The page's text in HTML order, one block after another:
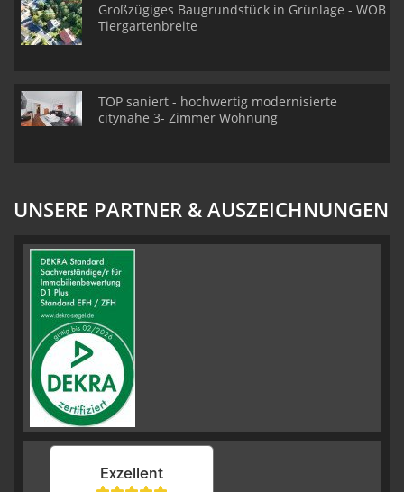
Großzügiges Baugrundstück in Grünlage - WOB
Tiergartenbreite
TOP saniert - hochwertig modernisierte
citynahe 3- Zimmer Wohnung
UNSERE PARTNER & AUSZEICHNUNGEN